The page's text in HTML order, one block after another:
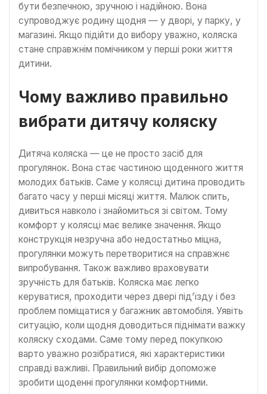
бути безпечною, зручною і надійною. Вона
супроводжує родину щодня — у дворі, у парку, у
магазині. Якщо підійти до вибору уважно, коляска
стане справжнім помічником у перші роки життя
дитини.
Чому важливо правильно
вибрати дитячу коляску
Дитяча коляска — це не просто засіб для
прогулянок. Вона стає частиною щоденного життя
молодих батьків. Саме у колясці дитина проводить
багато часу у перші місяці життя. Малюк спить,
дивиться навколо і знайомиться зі світом. Тому
комфорт у колясці має велике значення. Якщо
конструкція незручна або недостатньо міцна,
прогулянки можуть перетворитися на справжнє
випробування. Також важливо враховувати
зручність для батьків. Коляска має легко
керуватися, проходити через двері під’їзду і без
проблем поміщатися у багажник автомобіля. Уявіть
ситуацію, коли щодня доводиться піднімати важку
коляску сходами. Саме тому перед покупкою
варто уважно розібратися, які характеристики
справді важливі. Правильний вибір допоможе
зробити щоденні прогулянки комфортними.